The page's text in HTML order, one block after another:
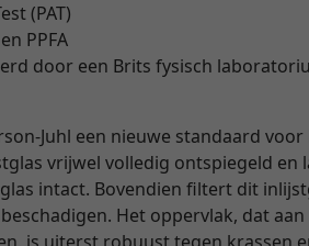
(PAT)
PPFA
door een Brits fysisch
Juhl een nieuwe standaard
vrijwel volledig ontspiegeld en
intact. Bovendien filtert dit
Het oppervlak, dat